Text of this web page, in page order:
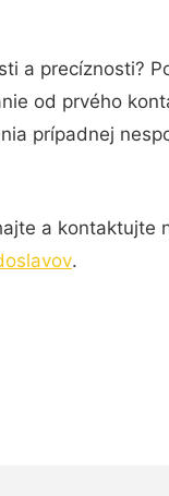
a precíznosti?
od prvého
prípadnej
a kontaktujte
.